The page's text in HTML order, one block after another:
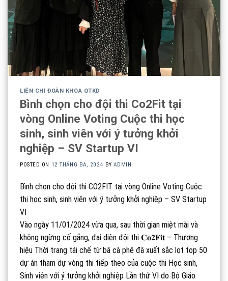
LIÊN CHI ĐOÀN KHOA QTKD
Bình chọn cho đội thi Co2Fit tại
vòng Online Voting Cuộc thi học
sinh, sinh viên với ý tưởng khởi
nghiệp – SV Startup VI
POSTED ON 12 THÁNG BA, 2024 BYADMIN
Bình chọn cho đội thi CO2FIT tại vòng Online Voting Cuộc
thi học sinh, sinh viên với ý tưởng khởi nghiệp – SV Startup
VI
Vào ngày 11/01/2024 vừa qua, sau thời gian miệt mài và
không ngừng cố gắng, đại diện đội thi 𝐂𝐨𝟐𝐅𝐢𝐭 – Thương
hiệu Thời trang tái chế từ bã cà phê đã xuất sắc lọt top 50
dự án tham dự vòng thi tiếp theo của cuộc thi Học sinh,
Sinh viên với ý tưởng khởi nghiệp Lần thứ VI do Bộ Giáo